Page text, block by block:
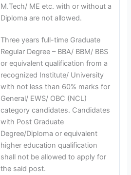
M.Tech/ ME etc. with or without a
Diploma are not allowed.
Three years full-time Graduate
Regular Degree – BBA/ BBM/ BBS
or equivalent qualification from a
recognized Institute/ University
with not less than 60% marks for
General/ EWS/ OBC (NCL)
category candidates. Candidates
with Post Graduate
Degree/Diploma or equivalent
higher education qualification
shall not be allowed to apply for
the said post.